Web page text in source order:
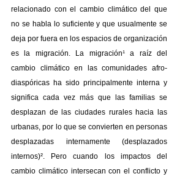
relacionado con el cambio climático del que
no se habla lo suficiente y que usualmente se
deja por fuera en los espacios de organización
es la migración. La migración¹ a raíz del
cambio climático en las comunidades afro-
diaspóricas ha sido principalmente interna y
significa cada vez más que las familias se
desplazan de las ciudades rurales hacia las
urbanas, por lo que se convierten en personas
desplazadas internamente (desplazados
internos)². Pero cuando los impactos del
cambio climático intersecan con el conflicto y